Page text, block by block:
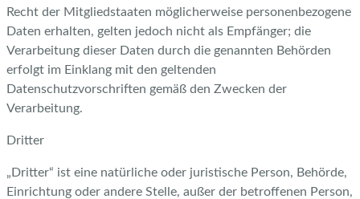
Recht der Mitgliedstaaten möglicherweise personenbezogene
Daten erhalten, gelten jedoch nicht als Empfänger; die
Verarbeitung dieser Daten durch die genannten Behörden
erfolgt im Einklang mit den geltenden
Datenschutzvorschriften gemäß den Zwecken der
Verarbeitung.
Dritter
„Dritter“ ist eine natürliche oder juristische Person, Behörde,
Einrichtung oder andere Stelle, außer der betroffenen Person,